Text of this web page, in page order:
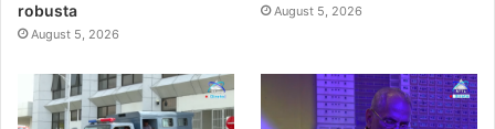
robusta
August 5, 2026
August 5, 2026